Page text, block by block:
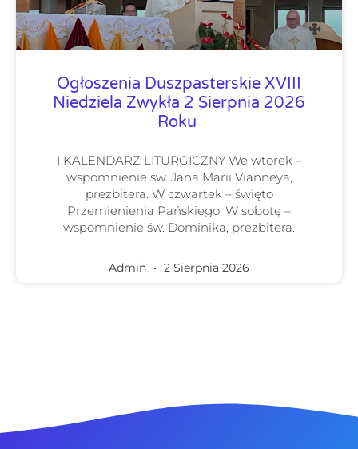
Ogłoszenia Duszpasterskie XVIII
Niedziela Zwykła 2 Sierpnia 2026
Roku
I KALENDARZ LITURGICZNY We wtorek –
wspomnienie św. Jana Marii Vianneya,
prezbitera. W czwartek – święto
Przemienienia Pańskiego. W sobotę –
wspomnienie św. Dominika, prezbitera.
Admin 2 Sierpnia 2026